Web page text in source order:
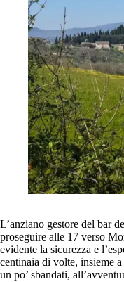
L’anziano gestore del bar
proseguire alle 17 verso
evidente la sicurezza e
centinaia di volte, insieme
un po’ sbandati,